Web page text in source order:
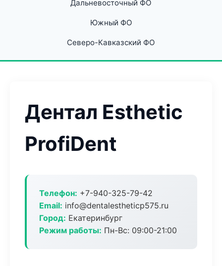
Дальневосточный ФО
Южный ФО
Северо-Кавказский ФО
Дентал Esthetic
ProfiDent
Телефон: +7-940-325-79-42
Email: info@dentalestheticp575.ru
Город: Екатеринбург
Режим работы: Пн-Вс: 09:00-21:00